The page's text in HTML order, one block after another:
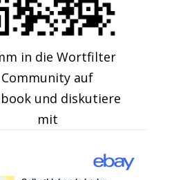
in die Wortfilter
Community auf
und diskutiere
mit